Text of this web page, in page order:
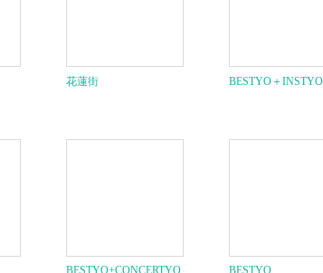
花蓮街 BESTYO＋INSTYO
BESTYO+CONCERTYO BESTYO